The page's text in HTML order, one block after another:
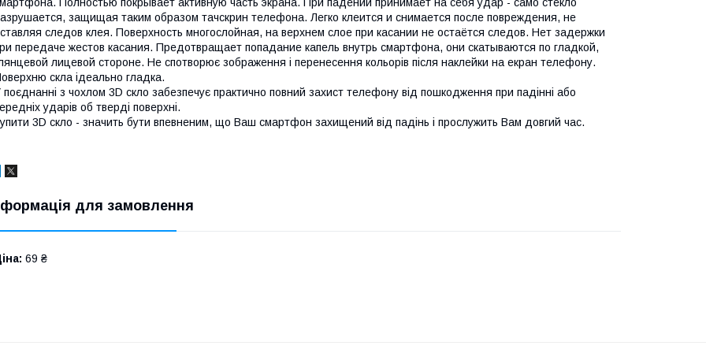
Полностью покрывает активную часть экрана. При падении принимает на себя удар - само стекло
защищая таким образом тачскрин телефона. Легко клеится и снимается после повреждения, не
следов клея. Поверхность многослойная, на верхнем слое при касании не остаётся следов. Нет задержки
передаче жестов касания. Предотвращает попадание капель внутрь смартфона, они скатываются по гладкой,
лицевой стороне. Не спотворює зображення і перенесення кольорів після наклейки на екран телефону.
скла ідеально гладка.
поєднанні з чохлом 3D скло забезпечує практично повний захист телефону від пошкодження при падінні або
ударів об тверді поверхні.
3D скло - значить бути впевненим, що Ваш смартфон захищений від падінь і прослужить Вам довгий час.
для замовлення
69 ₴